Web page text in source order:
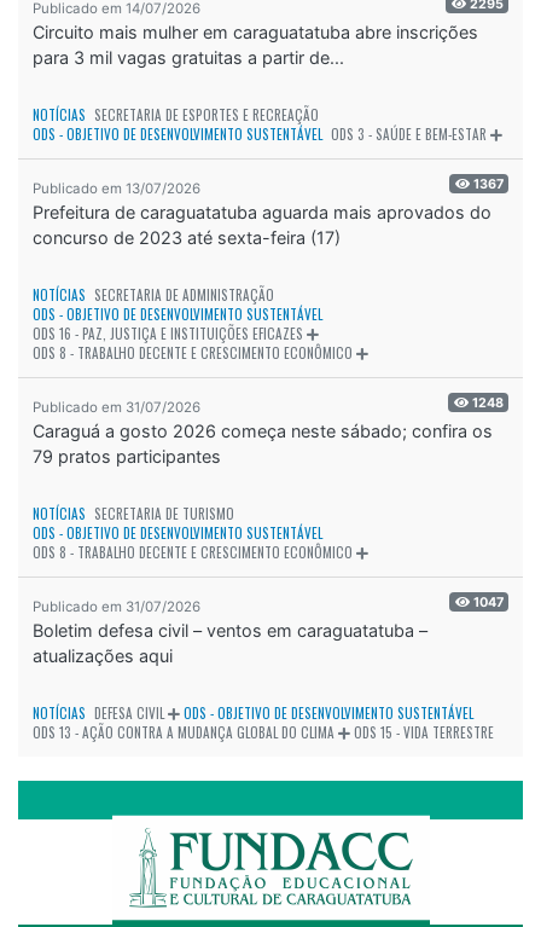
Publicado em 14/07/2026 2295
Circuito mais mulher em caraguatatuba abre inscrições
para 3 mil vagas gratuitas a partir de...
NOTÍCIAS SECRETARIA DE ESPORTES E RECREAÇÃO
ODS - OBJETIVO DE DESENVOLVIMENTO SUSTENTÁVEL ODS 3 - SAÚDE E BEM-ESTAR
Publicado em 13/07/2026 1367
Prefeitura de caraguatatuba aguarda mais aprovados do
concurso de 2023 até sexta-feira (17)
NOTÍCIAS SECRETARIA DE ADMINISTRAÇÃO
ODS - OBJETIVO DE DESENVOLVIMENTO SUSTENTÁVEL
ODS 16 - PAZ, JUSTIÇA E INSTITUIÇÕES EFICAZES
ODS 8 - TRABALHO DECENTE E CRESCIMENTO ECONÔMICO
Publicado em 31/07/2026 1248
Caraguá a gosto 2026 começa neste sábado; confira os
79 pratos participantes
NOTÍCIAS SECRETARIA DE TURISMO
ODS - OBJETIVO DE DESENVOLVIMENTO SUSTENTÁVEL
ODS 8 - TRABALHO DECENTE E CRESCIMENTO ECONÔMICO
Publicado em 31/07/2026 1047
Boletim defesa civil – ventos em caraguatatuba –
atualizações aqui
NOTÍCIAS DEFESA CIVIL
ODS - OBJETIVO DE DESENVOLVIMENTO SUSTENTÁVEL
ODS 13 - AÇÃO CONTRA A MUDANÇA GLOBAL DO CLIMA
ODS 15 - VIDA TERRESTRE